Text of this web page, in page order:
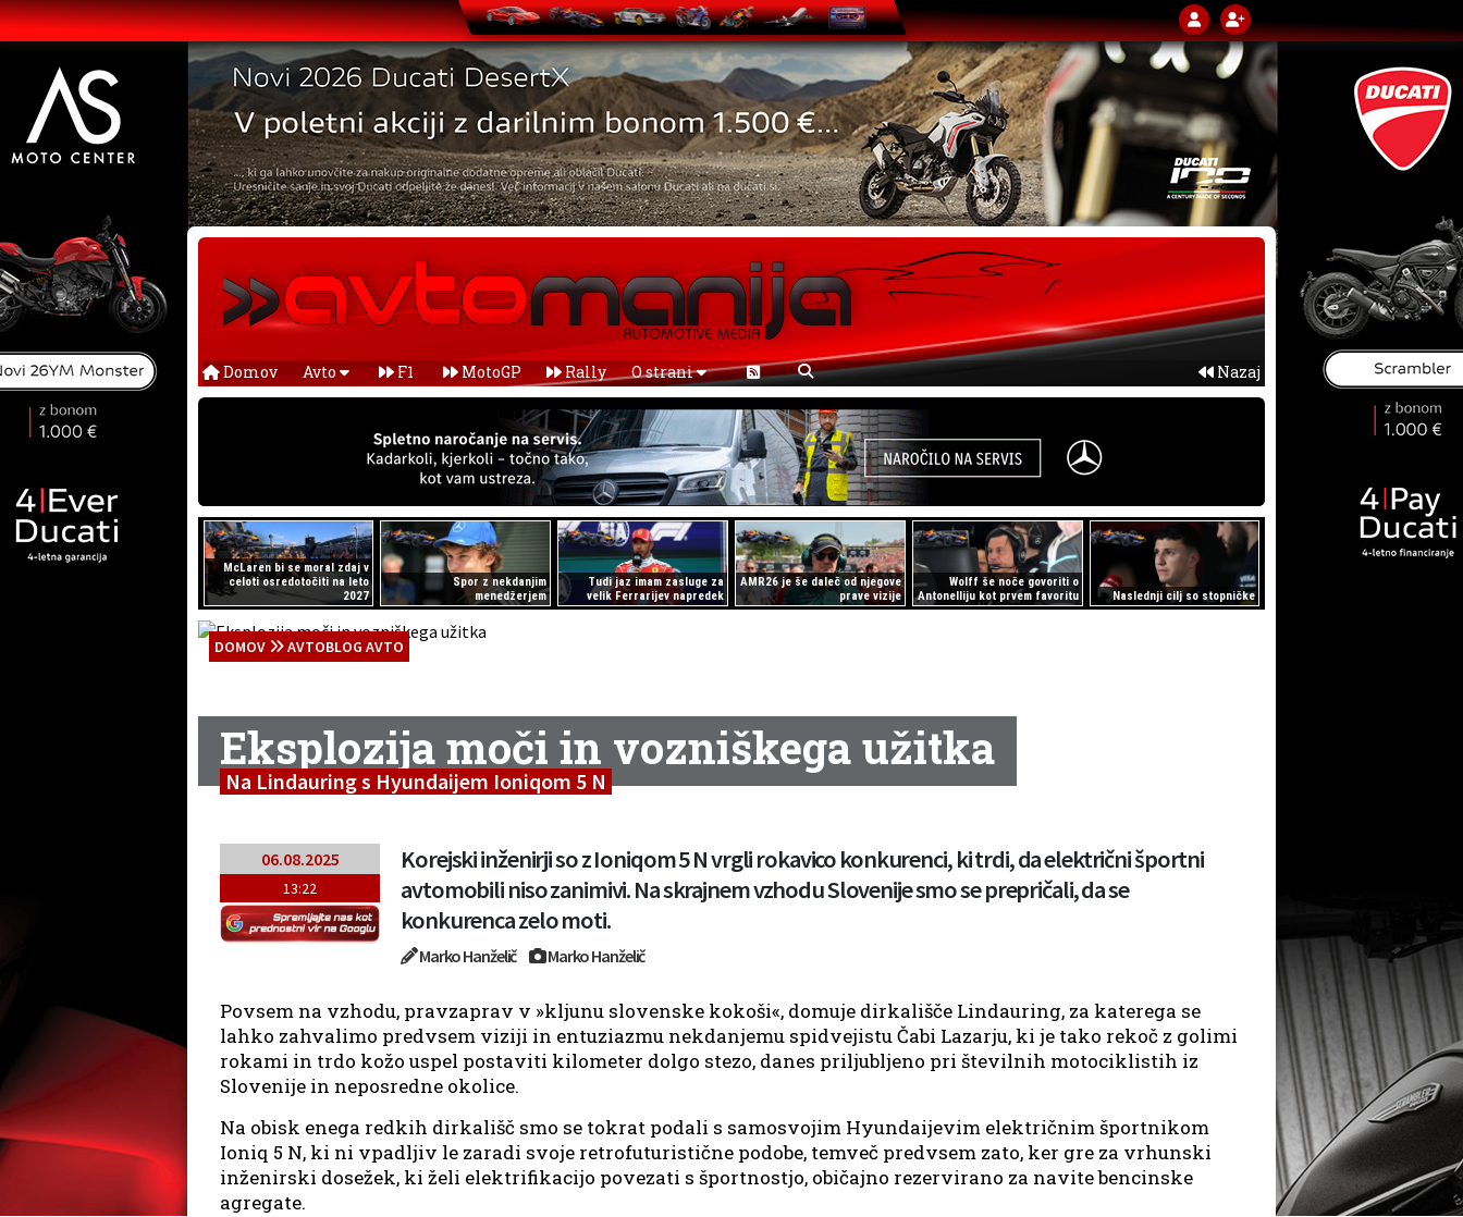
Domov Avto F1 MotoGP Rally O strani Nazaj
McLaren bi se moral zdaj v
celoti osredotočiti na leto
2027
Spor z nekdanjim
menedžerjem
Tudi jaz imam zasluge za
velik Ferrarijev napredek
AMR26 je še daleč od njegove
prave vizije
Wolff še noče govoriti o
Antonelliju kot prvem favoritu
Naslednji cilj so stopničke
DOMOV AVTOBLOG AVTO
Eksplozija moči in vozniškega užitka
Na Lindauring s Hyundaijem Ioniqom 5 N
06.08.2025
13:22
Korejski inženirji so z Ioniqom 5 N vrgli rokavico konkurenci, ki trdi, da električni športni
avtomobili niso zanimivi. Na skrajnem vzhodu Slovenije smo se prepričali, da se
konkurenca zelo moti.
Marko Hanželič Marko Hanželič
Povsem na vzhodu, pravzaprav v »kljunu slovenske kokoši«, domuje dirkališče Lindauring, za katerega se
lahko zahvalimo predvsem viziji in entuziazmu nekdanjemu spidvejistu Čabi Lazarju, ki je tako rekoč z golimi
rokami in trdo kožo uspel postaviti kilometer dolgo stezo, danes priljubljeno pri številnih motociklistih iz
Slovenije in neposredne okolice.
Na obisk enega redkih dirkališč smo se tokrat podali s samosvojim Hyundaijevim električnim športnikom
Ioniq 5 N, ki ni vpadljiv le zaradi svoje retrofuturistične podobe, temveč predvsem zato, ker gre za vrhunski
inženirski dosežek, ki želi elektrifikacijo povezati s športnostjo, običajno rezervirano za navite bencinske
agregate.